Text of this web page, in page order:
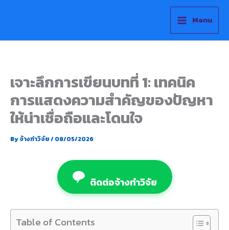
Menu
เจาะลึกการเขียนบทที่ 1: เทคนิค
การแสดงความสำคัญของปัญหา
ให้น่าเชื่อถือและโดนใจ
Byจ้างทำวิจัย/08/05/2026
ติดต่อจ้างทำวิจัย
Table of Contents